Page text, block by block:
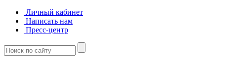
Личный кабинет
Написать нам
Пресс-центр